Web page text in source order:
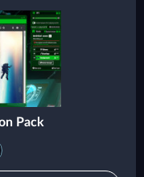
Pack